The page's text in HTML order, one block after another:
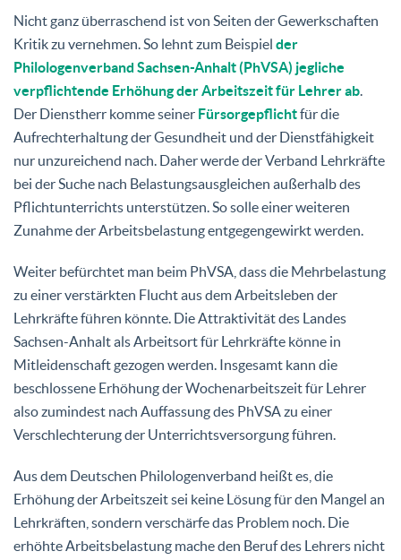
Nicht ganz überraschend ist von Seiten der Gewerkschaften
Kritik zu vernehmen. So lehnt zum Beispiel der
Philologenverband Sachsen-Anhalt (PhVSA) jegliche
verpflichtende Erhöhung der Arbeitszeit für Lehrer ab.
Der Dienstherr komme seiner Fürsorgepflichtfür die
Aufrechterhaltung der Gesundheit und der Dienstfähigkeit
nur unzureichend nach. Daher werde der Verband Lehrkräfte
bei der Suche nach Belastungsausgleichen außerhalb des
Pflichtunterrichts unterstützen. So solle einer weiteren
Zunahme der Arbeitsbelastung entgegengewirkt werden.
Weiter befürchtet man beim PhVSA, dass die Mehrbelastung
zu einer verstärkten Flucht aus dem Arbeitsleben der
Lehrkräfte führen könnte. Die Attraktivität des Landes
Sachsen-Anhalt als Arbeitsort für Lehrkräfte könne in
Mitleidenschaft gezogen werden. Insgesamt kann die
beschlossene Erhöhung der Wochenarbeitszeit für Lehrer
also zumindest nach Auffassung des PhVSA zu einer
Verschlechterung der Unterrichtsversorgung führen.
Aus dem Deutschen Philologenverband heißt es, die
Erhöhung der Arbeitszeit sei keine Lösung für den Mangel an
Lehrkräften, sondern verschärfe das Problem noch. Die
erhöhte Arbeitsbelastung mache den Beruf des Lehrers nicht